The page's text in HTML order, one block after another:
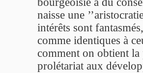
naisse une
intérêts sont
comme identiques à
comment on obtient la
prolétariat aux